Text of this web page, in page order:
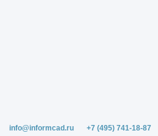
info@informcad.ru +7 (495) 741-18-87